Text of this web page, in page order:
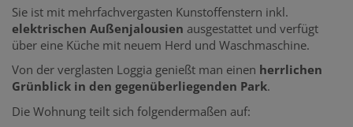
Sie ist mit mehrfachvergasten Kunstoffenstern inkl.
elektrischen Außenjalousien ausgestattet und verfügt
über eine Küche mit neuem Herd und Waschmaschine.
Von der verglasten Loggia genießt man einen herrlichen
Grünblick in den gegenüberliegenden Park.
Die Wohnung teilt sich folgendermaßen auf: